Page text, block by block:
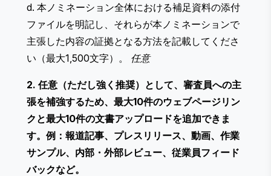
d. 本ノミネーション全体における補足資料の添付
ファイルを明記し、それらが本ノミネーションで
主張した内容の証拠となる方法を記載してくださ
い（最大1,500文字）。 任意
2. 任意（ただし強く推奨）として、審査員への主
張を補強するため、最大10件のウェブページリン
クと最大10件の文書アップロードを追加できま
す。例：報道記事、プレスリリース、動画、作業
サンプル、内部・外部レビュー、従業員フィード
バックなど。